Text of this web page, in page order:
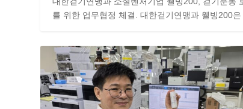
를 위한 업무협정 체결. 대한걷기연맹과 웰빙200